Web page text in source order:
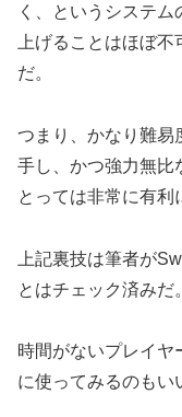
く、というシステ
上げることはほぼ
だ。
つまり、かなり難易
手し、かつ強力無比
とっては非常に有利
上記裏技は筆者が
とはチェック済みだ。
時間がないプレイヤ
に使ってみるのもい